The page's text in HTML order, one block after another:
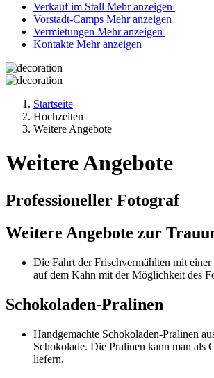
Verkauf im Stall Mehr anzeigen
Vorstadt-Camps Mehr anzeigen
Vermietungen Mehr anzeigen
Kontakte Mehr anzeigen
Startseite
Hochzeiten
Weitere Angebote
Weitere Angebote
Professioneller Fotograf
Weitere Angebote zur
Die Fahrt der Frischvermählten mit
auf dem Kahn mit der Möglichkeit des
Schokoladen-Pralinen
Handgemachte Schokoladen-Pralinen
Schokolade. Die Pralinen kann man als
liefern.